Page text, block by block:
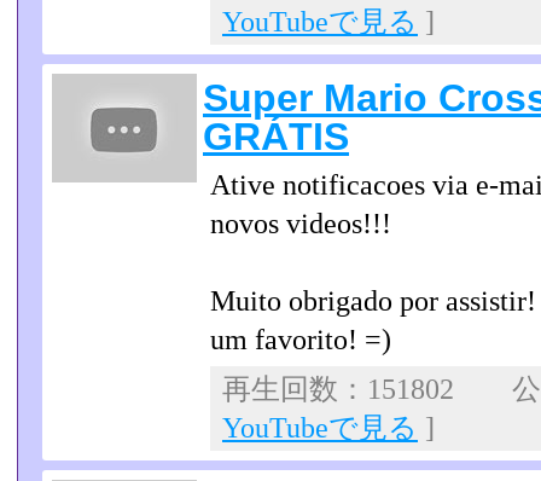
YouTubeで見る ]
Super Mario
GRÁTIS
Ative notificacoes via e-
novos videos!!!
Muito obrigado por
um favorito! =)
再生回数：151802
YouTubeで見る ]